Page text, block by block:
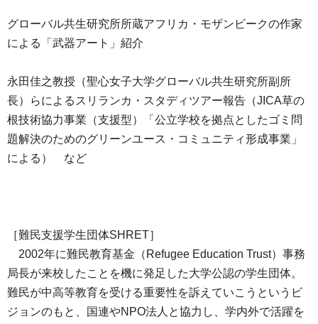
グローバル共生研究所所蔵アフリカ・モザンビークの作家
による「武器アート」紹介
永田佳之教授（聖心女子大学グローバル共生研究所副所
長）らによるスリランカ・スタディツアー報告（JICA草の
根技術協力事業（支援型）「公立学校を拠点としたゴミ問
題解決のためのグリーンユース・コミュニティ形成事業」
による） など
［難民支援学生団体SHRET］
2002年に難民教育基金（Refugee Education Trust）事務
局長が来校したことを機に発足した大学公認の学生団体。
難民が中高等教育を受ける重要性を訴えていこうというビ
ジョンのもと、国連やNPO法人と協力し、学内外で活躍を